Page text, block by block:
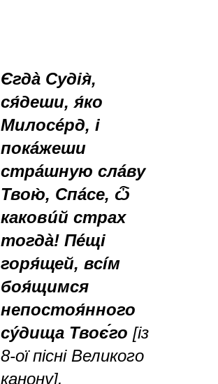
Єгдà Судія̀,
ся́дешu, я́ко
Мuлосéрд, і
покáжешu
стрáшную слáву
Твою̀, Спáсе, ѽ
каковúй страх
тогдà! Пéщі
горя́щей, всíм
боя́щuмся
непостоя́нного
сýдuща Твоє́го [із
8-ої пісні Великого
канону].